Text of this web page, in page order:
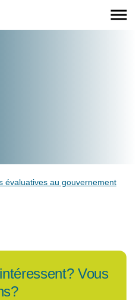
évaluatives au gouvernement
Vous